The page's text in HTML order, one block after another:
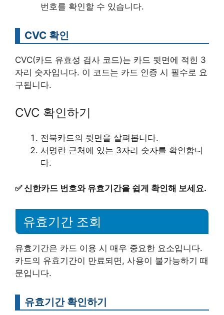
번호를 확인할 수 있습니다.
CVC 확인
CVC(카드 유효성 검사 코드)는 카드 뒷면에 적힌 3
자리 숫자입니다. 이 코드는 카드 인증 시 필수로 요
구됩니다.
CVC 확인하기
전북카드의 뒷면을 살펴봅니다.
서명란 근처에 있는 3자리 숫자를 확인합니
다.
✅신한카드 번호와 유효기간을 쉽게 확인해 보세요.
유효기간 조회
유효기간은 카드 이용 시 매우 중요한 요소입니다.
카드의 유효기간이 만료되면, 사용이 불가능하기 때
문입니다.
유효기간 확인하기